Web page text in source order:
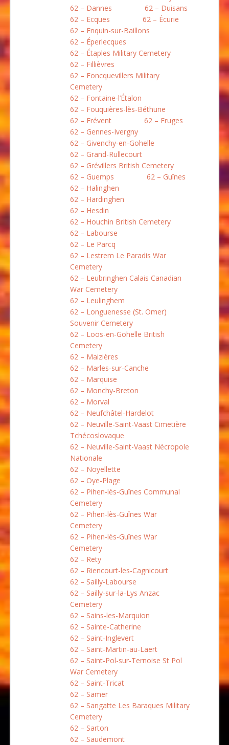
62 – Dannes
62 – Duisans
62 – Ecques
62 – Écurie
62 – Enquin-sur-Baillons
62 – Éperlecques
62 – Étaples Military Cemetery
62 – Fillièvres
62 – Foncquevillers Military
Cemetery
62 – Fontaine-l’Étalon
62 – Fouquières-lès-Béthune
62 – Frévent
62 – Fruges
62 – Gennes-Ivergny
62 – Givenchy-en-Gohelle
62 – Grand-Rullecourt
62 – Grévillers British Cemetery
62 – Guemps
62 – Guînes
62 – Halinghen
62 – Hardinghen
62 – Hesdin
62 – Houchin British Cemetery
62 – Labourse
62 – Le Parcq
62 – Lestrem Le Paradis War
Cemetery
62 – Leubringhen Calais Canadian
War Cemetery
62 – Leulinghem
62 – Longuenesse (St. Omer)
Souvenir Cemetery
62 – Loos-en-Gohelle British
Cemetery
62 – Maizières
62 – Marles-sur-Canche
62 – Marquise
62 – Monchy-Breton
62 – Morval
62 – Neufchâtel-Hardelot
62 – Neuville-Saint-Vaast Cimetière
Tchécoslovaque
62 – Neuville-Saint-Vaast Nécropole
Nationale
62 – Noyellette
62 – Oye-Plage
62 – Pihen-lès-Guînes Communal
Cemetery
62 – Pihen-lès-Guînes War
Cemetery
62 – Pihen-lès-Guînes War
Cemetery
62 – Rety
62 – Riencourt-les-Cagnicourt
62 – Sailly-Labourse
62 – Sailly-sur-la-Lys Anzac
Cemetery
62 – Sains-les-Marquion
62 – Sainte-Catherine
62 – Saint-Inglevert
62 – Saint-Martin-au-Laert
62 – Saint-Pol-sur-Ternoise St Pol
War Cemetery
62 – Saint-Tricat
62 – Samer
62 – Sangatte Les Baraques Military
Cemetery
62 – Sarton
62 – Saudemont